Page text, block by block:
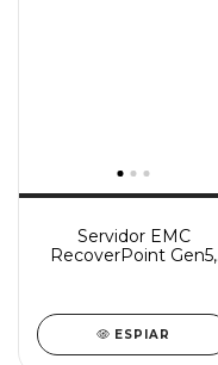
Servidor EMC
RecoverPoint Gen5,
ESPIAR